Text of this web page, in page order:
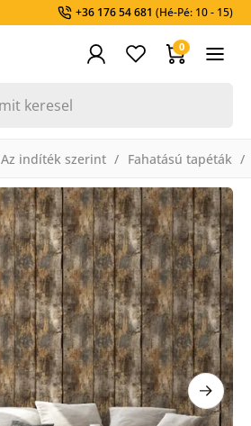
+36 176 54 681 (Hé-Pé: 10 - 15)
0
Az indíték szerint Fahatású tapéták